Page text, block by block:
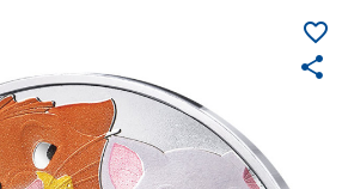
share
favorite_border